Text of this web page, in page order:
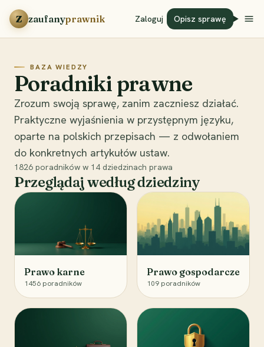
Przejdź do treści
Z zaufanyprawnik Zaloguj Opisz sprawę
BAZA WIEDZY
Poradniki prawne
Zrozum swoją sprawę, zanim zaczniesz działać.
Praktyczne wyjaśnienia w przystępnym języku,
oparte na polskich przepisach — z odwołaniem
do konkretnych artykułów ustaw.
1826 poradników w 14 dziedzinach prawa
Przeglądaj według dziedziny
Prawo karne
1456 poradników
Prawo gospodarcze
109 poradników